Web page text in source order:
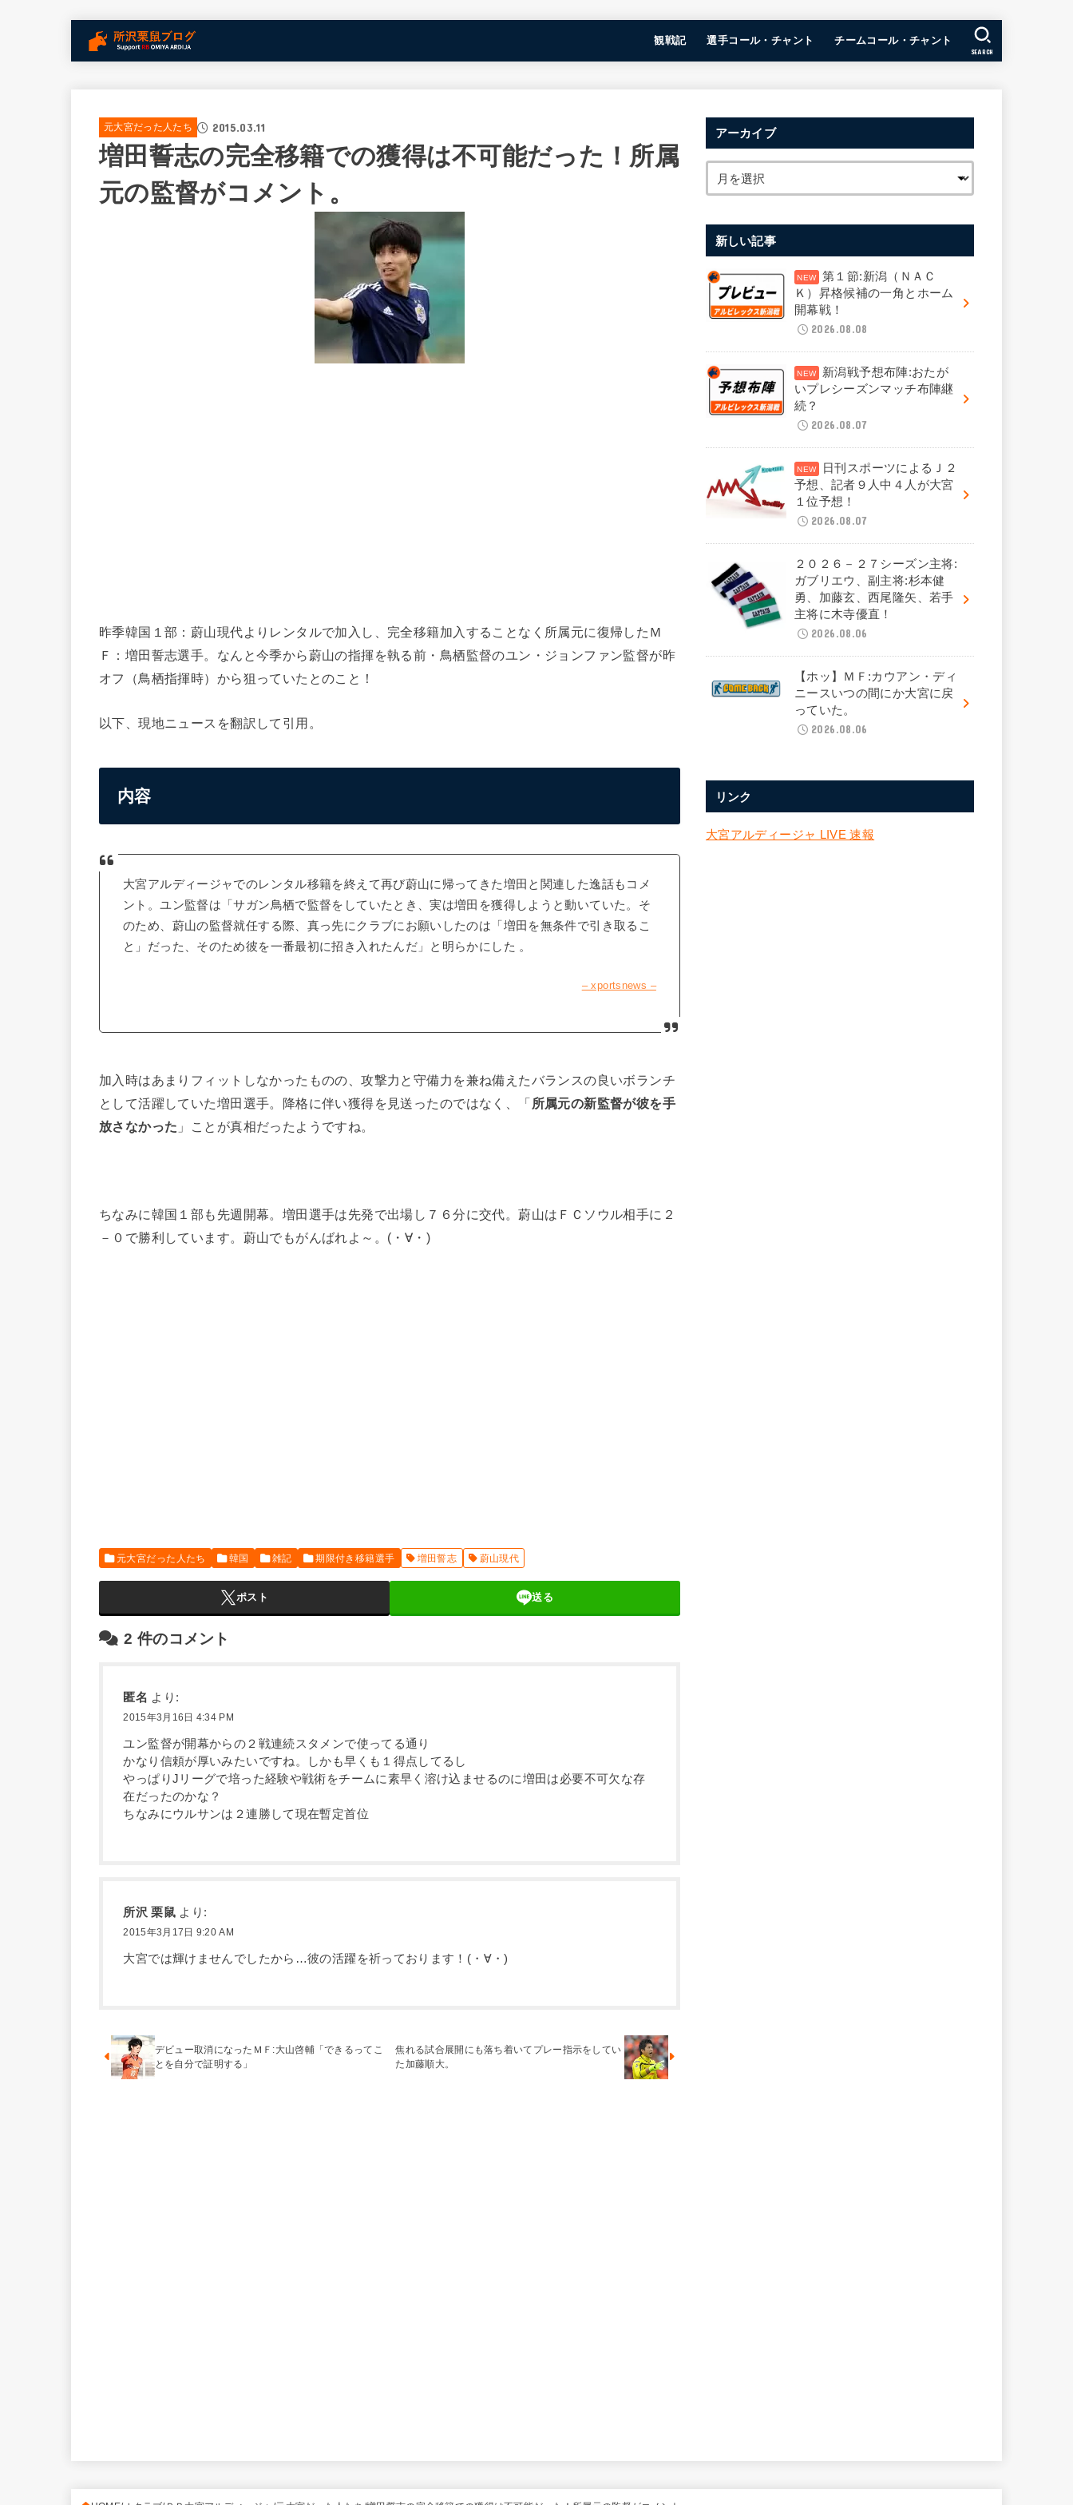
観戦記 選手コール・チャント チームコール・チャント
SEARCH
元大宮だった人たち 2015.03.11
増田誓志の完全移籍での獲得は不可能だった！所属
元の監督がコメント。
昨季韓国１部：蔚山現代よりレンタルで加入し、完全移籍加入することなく所属元に復帰したＭ
Ｆ：増田誓志選手。なんと今季から蔚山の指揮を執る前・鳥栖監督のユン・ジョンファン監督が昨
オフ（鳥栖指揮時）から狙っていたとのこと！
以下、現地ニュースを翻訳して引用。
内容
大宮アルディージャでのレンタル移籍を終えて再び蔚山に帰ってきた増田と関連した逸話もコメ
ント。ユン監督は「サガン鳥栖で監督をしていたとき、実は増田を獲得しようと動いていた。そ
のため、蔚山の監督就任する際、真っ先にクラブにお願いしたのは「増田を無条件で引き取るこ
と」だった、そのため彼を一番最初に招き入れたんだ」と明らかにした 。
– xportsnews –
加入時はあまりフィットしなかったものの、攻撃力と守備力を兼ね備えたバランスの良いボランチ
として活躍していた増田選手。降格に伴い獲得を見送ったのではなく、「 所属元の新監督が彼を手
放さなかった 」ことが真相だったようですね。
ちなみに韓国１部も先週開幕。増田選手は先発で出場し７６分に交代。蔚山はＦＣソウル相手に２
－０で勝利しています。蔚山でもがんばれよ～。(・∀・)
元大宮だった人たち 韓国 雑記 期限付き移籍選手 増田誓志 蔚山現代
ポスト 送る
2 件のコメント
匿名 より:
2015年3月16日 4:34 PM
ユン監督が開幕からの２戦連続スタメンで使ってる通り
かなり信頼が厚いみたいですね。しかも早くも１得点してるし
やっぱりJリーグで培った経験や戦術をチームに素早く溶け込ませるのに増田は必要不可欠な存
在だったのかな？
ちなみにウルサンは２連勝して現在暫定首位
所沢 栗鼠 より:
2015年3月17日 9:20 AM
大宮では輝けませんでしたから…彼の活躍を祈っております！ (・∀・)
デビュー取消になったＭＦ:大山啓輔「できるってこ
とを自分で証明する」
焦れる試合展開にも落ち着いてプレー指示をしてい
た加藤順大。
アーカイブ
新しい記事
第１節:新潟（ＮＡＣ
Ｋ）昇格候補の一角とホーム
開幕戦！
2026.08.08
新潟戦予想布陣:おたが
いプレシーズンマッチ布陣継
続？
2026.08.07
日刊スポーツによるＪ２
予想、記者９人中４人が大宮
１位予想！
2026.08.07
２０２６－２７シーズン主将:
ガブリエウ、副主将:杉本健
勇、加藤玄、西尾隆矢、若手
主将に木寺優直！
2026.08.06
【ホッ】ＭＦ:カウアン・ディ
ニースいつの間にか大宮に戻
っていた。
2026.08.06
リンク
大宮アルディージャ LIVE 速報